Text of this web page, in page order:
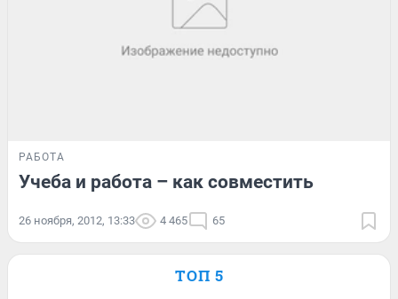
РАБОТА
Учеба и работа – как совместить
26 ноября, 2012, 13:33 4 465 65
ТОП 5